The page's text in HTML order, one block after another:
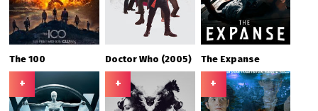
The 100 Doctor Who (2005) The Expanse
+ + +